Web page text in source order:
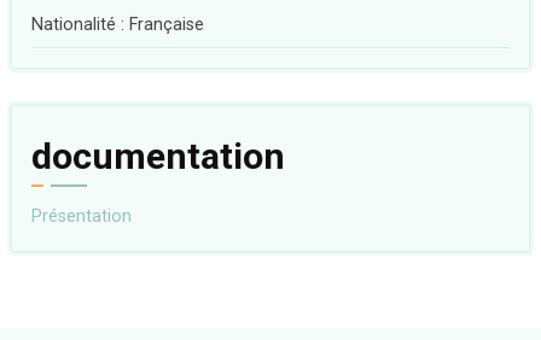
Nationalité : Française
documentation
Présentation